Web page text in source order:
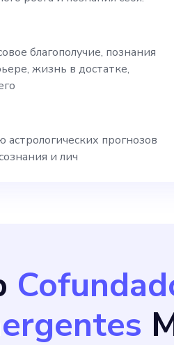
и
на р
благополучие, познания
жизнь в достатке,
прогнозов
и лич